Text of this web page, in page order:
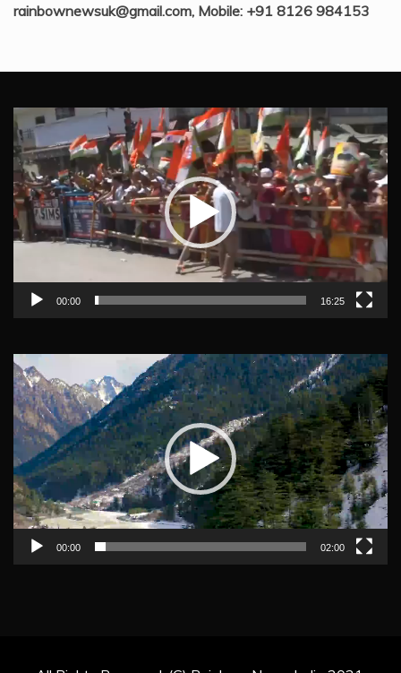
rainbownewsuk@gmail.com, Mobile: +91 8126 984153
Video
Player
00:00 16:25
Video
Player
00:00 02:00